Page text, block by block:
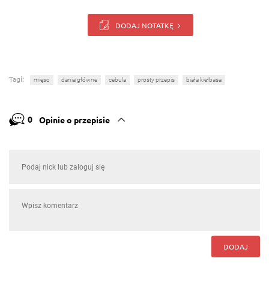
DODAJ NOTATKĘ
Tagi: mięso dania główne cebula prosty przepis biała kiełbasa
0 Opinie o przepisie
DODAJ